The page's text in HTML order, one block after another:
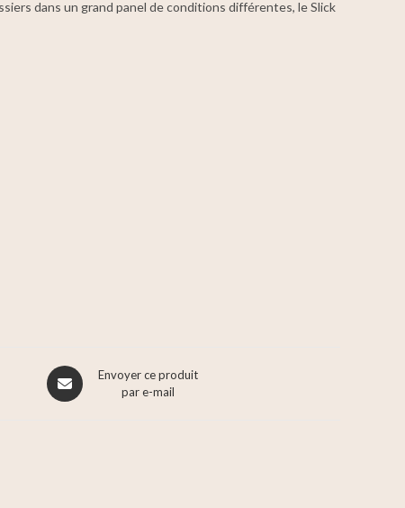
dans un grand panel de conditions différentes, le Slick
Envoyer ce produit
par e-mail